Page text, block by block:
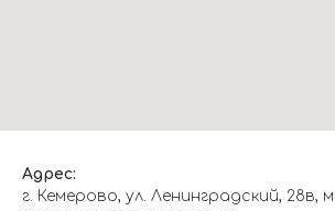
Адрес:
г. Кемерово, ул. Ленинградский, 28в,